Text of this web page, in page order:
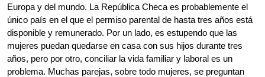
Europa y del mundo. La República Checa es probablemente el
único país en el que el permiso parental de hasta tres años está
disponible y remunerado. Por un lado, es estupendo que las
mujeres puedan quedarse en casa con sus hijos durante tres
años, pero por otro, conciliar la vida familiar y laboral es un
problema. Muchas parejas, sobre todo mujeres, se preguntan